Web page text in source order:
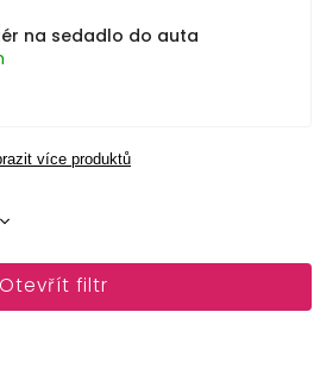
na sedadlo do auta
více produktů
Otevřít filtr